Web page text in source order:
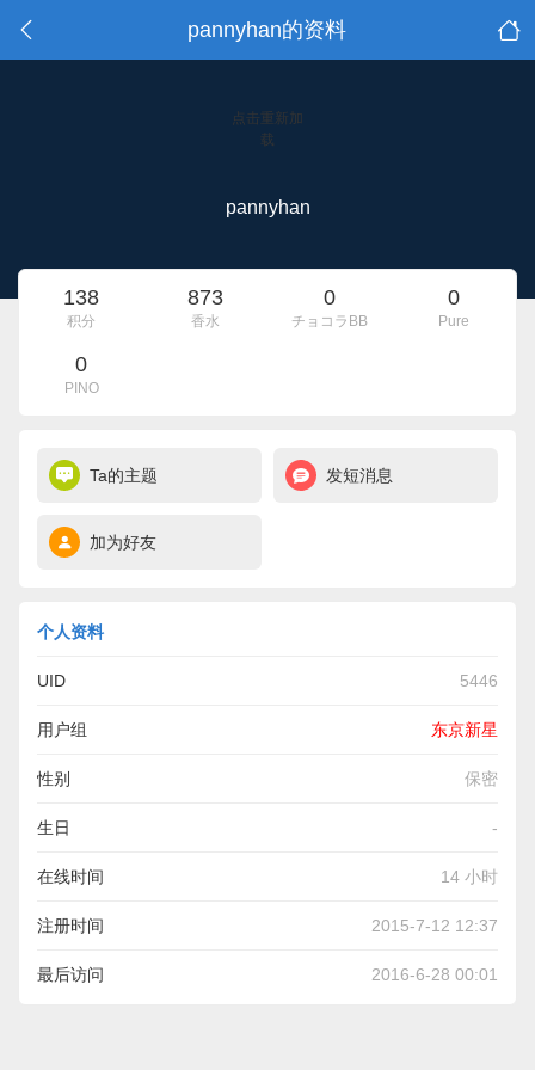
pannyhan的资料
点击重新加
载
pannyhan
138
积分
873
香水
0
チョコラBB
0
Pure
0
PINO
Ta的主题 发短消息
加为好友
个人资料
UID 5446
用户组 东京新星
性别 保密
生日 -
在线时间 14 小时
注册时间 2015-7-12 12:37
最后访问 2016-6-28 00:01